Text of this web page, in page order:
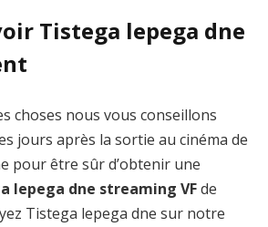
Tistega lepega dne
choses nous vous conseillons
jours après la sortie au cinéma de
pour être sûr d’obtenir une
lepega dne streaming VFde
Tistega lepega dne sur notre